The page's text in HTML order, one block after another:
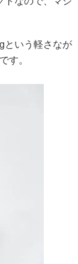
という軽さなが
す。